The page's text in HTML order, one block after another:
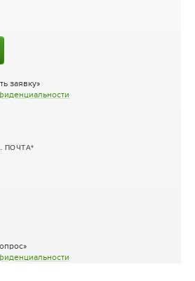
заявку»
ПОЧТА